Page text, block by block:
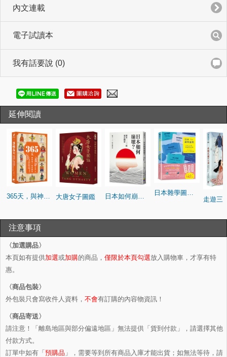
內文連載
電子試讀本
我有話要說 (0)
延伸閱讀
大唐女子圖鑑
日本雜學圖鑑：日本大小事，通通都想知道
注意事項
〈加選購品〉
本頁如有提供加選或加購的商品， 僅限於本頁勾選放入購物車，才享有特
惠。
〈商品包裝〉
外包裝只會寫收件人資料， 不會有訂購的內容物資訊！
〈商品寄送〉
請注意！「離島地區與部分偏遠地區」無法提供「貨到付款」，請選擇其他
付款方式。
訂單中如有「 預購品 」，需要等到所有商品入庫才能出貨；如無法等待，請